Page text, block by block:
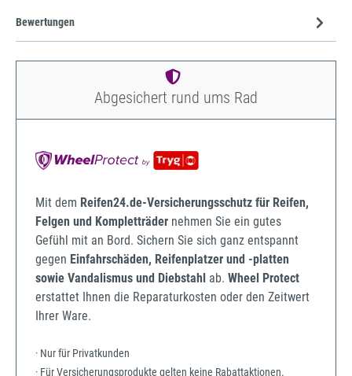
Bewertungen
Abgesichert rund ums Rad
Mit dem Reifen24.de-Versicherungsschutz für Reifen,
Felgen und Kompletträder nehmen Sie ein gutes
Gefühl mit an Bord. Sichern Sie sich ganz entspannt
gegen Einfahrschäden, Reifenplatzer und -platten
sowie Vandalismus und Diebstahl ab. Wheel Protect
erstattet Ihnen die Reparaturkosten oder den Zeitwert
Ihrer Ware.
· Nur für Privatkunden
· Für Versicherungsprodukte gelten keine Rabattaktionen.